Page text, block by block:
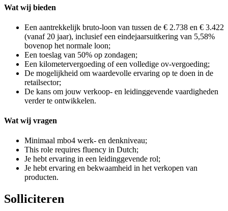
Wat wij bieden
Een aantrekkelijk bruto-loon van tussen de € 2.738 en € 3.422
(vanaf 20 jaar), inclusief een eindejaarsuitkering van 5,58%
bovenop het normale loon;
Een toeslag van 50% op zondagen;
Een kilometervergoeding of een volledige ov-vergoeding;
De mogelijkheid om waardevolle ervaring op te doen in de
retailsector;
De kans om jouw verkoop- en leidinggevende vaardigheden
verder te ontwikkelen.
Wat wij vragen
Minimaal mbo4 werk- en denkniveau;
This role requires fluency in Dutch;
Je hebt ervaring in een leidinggevende rol;
Je hebt ervaring en bekwaamheid in het verkopen van
producten.
Solliciteren